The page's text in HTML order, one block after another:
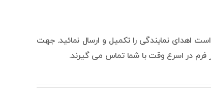
اهدای نمایندگی را تکمیل و ارسال نمائید. جهت
فرم در اسرع وقت با شما تماس می گیرند.